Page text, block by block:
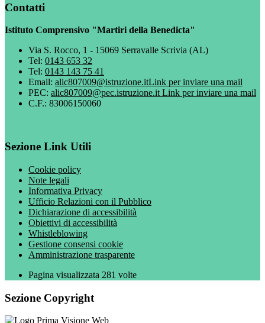
Contatti
Istituto Comprensivo "Martiri della Benedicta"
Via S. Rocco, 1 - 15069 Serravalle Scrivia (AL)
Tel: 0143 653 32
Tel: 0143 143 75 41
Email: alic807009@istruzione.itLink per inviare una mail
PEC: alic807009@pec.istruzione.it Link per inviare una mail
C.F.: 83006150060
Sezione Link Utili
Cookie policy
Note legali
Informativa Privacy
Ufficio Relazioni con il Pubblico
Dichiarazione di accessibilità
Obiettivi di accessibilità
Whistleblowing
Gestione consensi cookie
Amministrazione trasparente
Pagina visualizzata 281 volte
Sezione Copyright